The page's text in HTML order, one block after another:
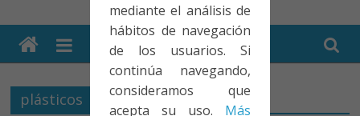
mediante el análisis de
hábitos de navegación
de los usuarios. Si
continúa navegando,
consideramos que
acepta su uso. Más
plásticos